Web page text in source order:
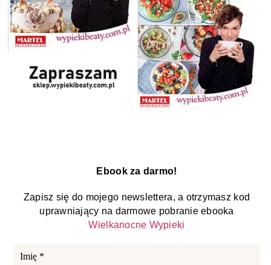
Ebook za darmo!
Zapisz się do mojego newslettera, a otrzymasz kod
uprawniający na darmowe pobranie ebooka
Wielkanocne Wypieki